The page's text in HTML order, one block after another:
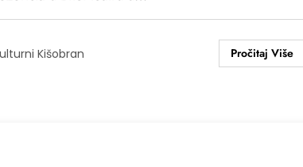
Kišobran